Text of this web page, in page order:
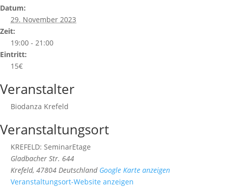
Datum:
29. November 2023
Zeit:
19:00 - 21:00
Eintritt:
15€
Veranstalter
Biodanza Krefeld
Veranstaltungsort
KREFELD: SeminarEtage
Gladbacher Str. 644
Krefeld, 47804 Deutschland Google Karte anzeigen
Veranstaltungsort-Website anzeigen